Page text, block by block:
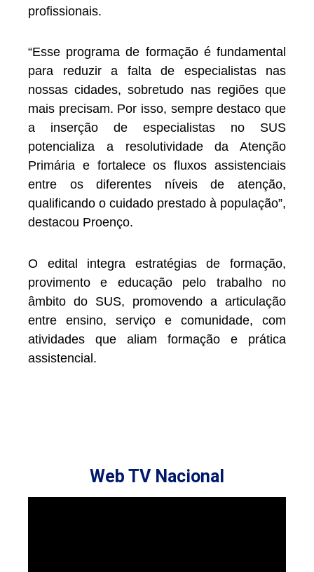
profissionais.
“Esse programa de formação é fundamental
para reduzir a falta de especialistas nas
nossas cidades, sobretudo nas regiões que
mais precisam. Por isso, sempre destaco que
a inserção de especialistas no SUS
potencializa a resolutividade da Atenção
Primária e fortalece os fluxos assistenciais
entre os diferentes níveis de atenção,
qualificando o cuidado prestado à população”,
destacou Proenço.
O edital integra estratégias de formação,
provimento e educação pelo trabalho no
âmbito do SUS, promovendo a articulação
entre ensino, serviço e comunidade, com
atividades que aliam formação e prática
assistencial.
Web TV Nacional